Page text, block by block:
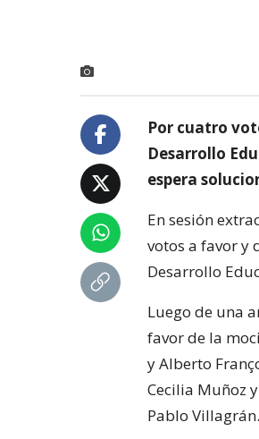
Por cuatro
Desarrollo
espera
En sesión
votos a favor y
Desarrollo
Luego de una
favor de la
y Alberto
Cecilia Muñoz
Pablo Villagrán.